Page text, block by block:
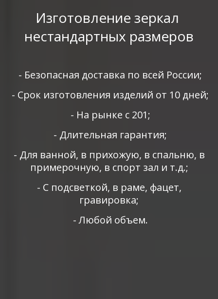
Изготовление зеркал
нестандартных размеров
- Безопасная доставка по всей России;
- Срок изготовления изделий от 10 дней;
- На рынке с 201;
- Длительная гарантия;
примерочную, в спорт зал и т.д.;
гравировка;
- Любой объем.